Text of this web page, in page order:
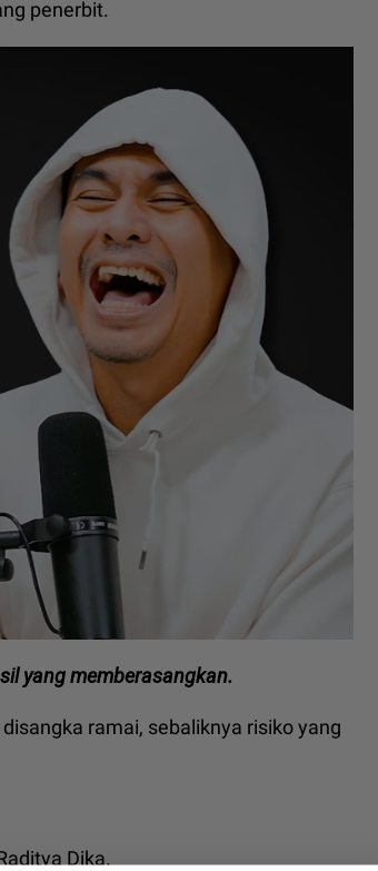
penerbit.
yang memberasangkan.
ramai, sebaliknya risiko yang
Dika.